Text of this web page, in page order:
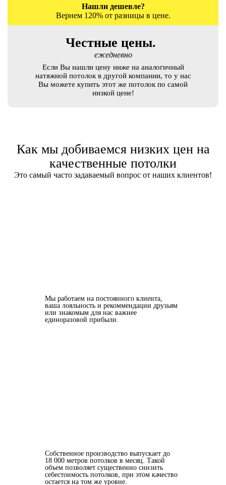
Нашли дешевле?
Вернем 120% от разницы в цене.
Честные цены.
ежедневно
Если Вы нашли цену ниже на аналогичный
натяжной потолок в другой компании, то у нас
Вы можете купить этот же потолок по самой
низкой цене!
Как мы добиваемся низких цен на
качественные потолки
Это самый часто задаваемый вопрос от наших клиентов!
Мы работаем на постоянного клиента,
ваша лояльность и рекоммендации друзьям
или знакомым для нас важнее
единоразовой прибыли.
Собственное производство выпускает до
18 000 метров потолков в месяц. Такой
объем позволяет существенно снизить
себестоимость потолков, при этом качество
остается на том же уровне.